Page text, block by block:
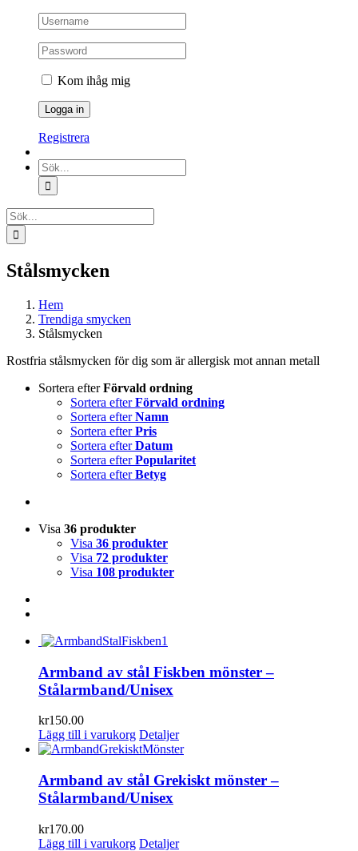
Kom ihåg mig
Registrera
Sök
efter:
Sök
efter:
Stålsmycken
Hem
Trendiga smycken
Stålsmycken
Rostfria stålsmycken för dig som är allergisk mot annan metall
Sortera efterFörvald ordning
Sortera efterFörvald ordning
Sortera efterNamn
Sortera efterPris
Sortera efterDatum
Sortera efterPopularitet
Sortera efterBetyg
Visa 36 produkter
Visa 36 produkter
Visa 72 produkter
Visa 108 produkter
Armband av stål Fiskben mönster –
Stålarmband/Unisex
kr150.00
Lägg till i varukorg Detaljer
Armband av stål Grekiskt mönster –
Stålarmband/Unisex
kr170.00
Lägg till i varukorg Detaljer